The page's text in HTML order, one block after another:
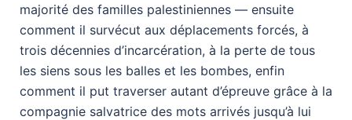
majorité des familles palestiniennes — ensuite
comment il survécut aux déplacements forcés, à
trois décennies d’incarcération, à la perte de tous
les siens sous les balles et les bombes, enfin
comment il put traverser autant d’épreuve grâce à la
compagnie salvatrice des mots arrivés jusqu’à lui